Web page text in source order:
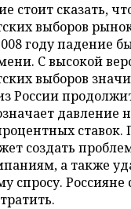
стоит сказать,
выборов
году падение
С высокой
выборов
России
давление
ставок.
создать
а также
спросу. Россияне